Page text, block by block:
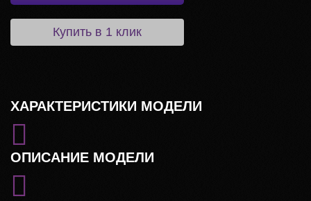
Купить в 1 клик
ХАРАКТЕРИСТИКИ МОДЕЛИ
ОПИСАНИЕ МОДЕЛИ